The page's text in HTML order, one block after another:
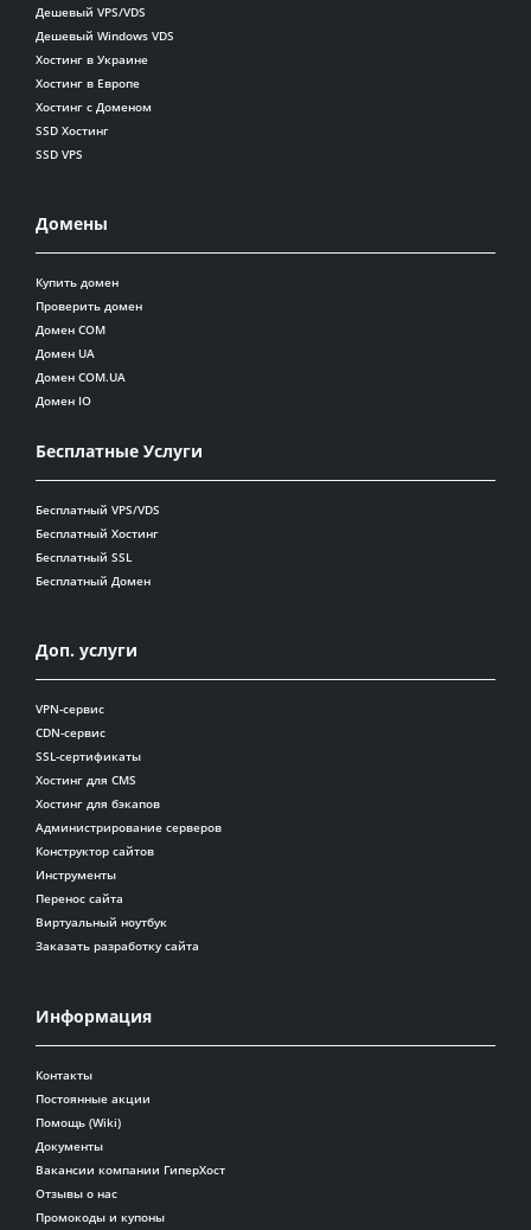
Дешевый VPS/VDS
Дешевый Windows VDS
Хостинг в Украине
Хостинг в Европе
Хостинг с Доменом
SSD Хостинг
SSD VPS
Домены
Купить домен
Проверить домен
Домен COM
Домен UA
Домен COM.UA
Домен IO
Бесплатные Услуги
Бесплатный VPS/VDS
Бесплатный Хостинг
Бесплатный SSL
Бесплатный Домен
Доп. услуги
VPN-сервис
CDN-сервис
SSL-сертификаты
Хостинг для CMS
Хостинг для бэкапов
Администрирование серверов
Конструктор сайтов
Инструменты
Перенос сайта
Виртуальный ноутбук
Заказать разработку сайта
Информация
Контакты
Постоянные акции
Помощь (Wiki)
Документы
Вакансии компании ГиперХост
Отзывы о нас
Промокоды и купоны